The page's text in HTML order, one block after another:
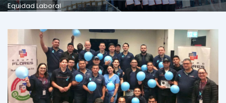
Equidad Laboral